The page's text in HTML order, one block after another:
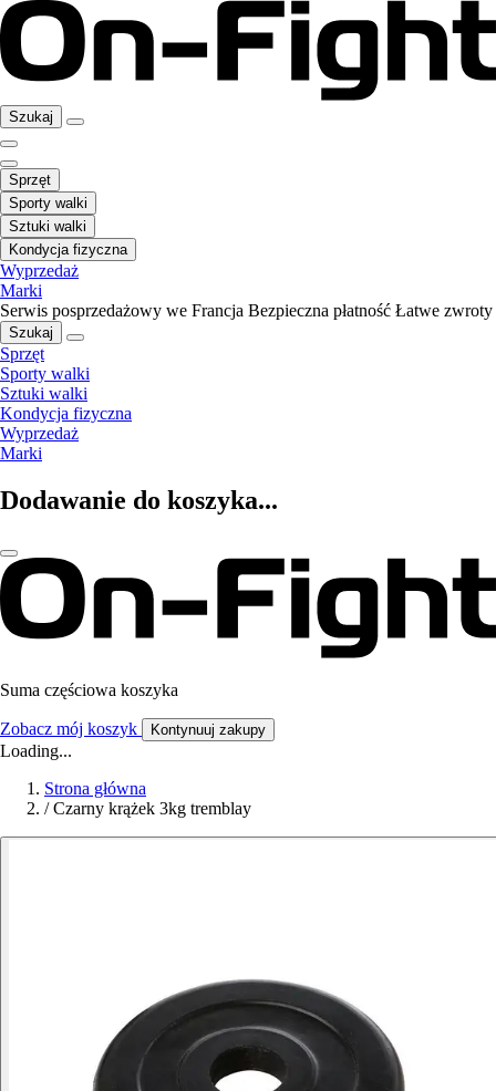
Szukaj
Sprzęt
Sporty walki
Sztuki walki
Kondycja fizyczna
Wyprzedaż
Marki
Serwis posprzedażowy we Francja Bezpieczna płatność Łatwe zwroty
Szukaj
Sprzęt
Sporty walki
Sztuki walki
Kondycja fizyczna
Wyprzedaż
Marki
Dodawanie do koszyka...
Suma częściowa koszyka
Zobacz mój koszyk Kontynuuj zakupy
Loading...
Strona główna
/ Czarny krążek 3kg tremblay